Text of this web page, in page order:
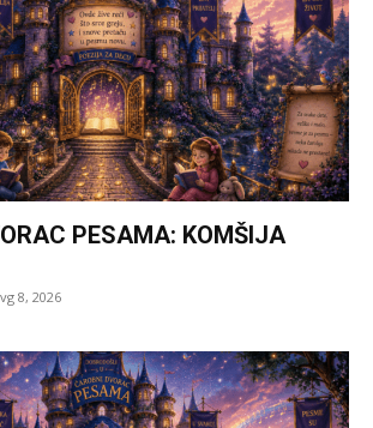
PESAMA: KOMŠIJA
8, 2026